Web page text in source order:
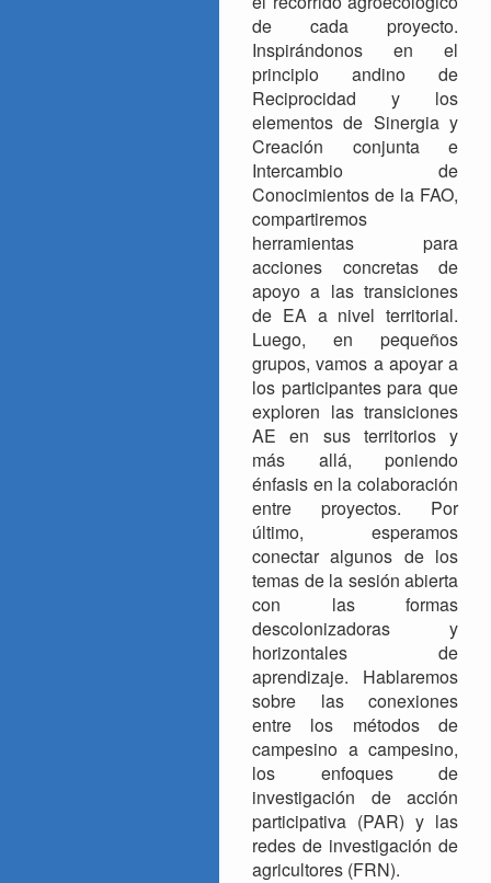
de cada proyecto.
Inspirándonos en el
principio andino de
Reciprocidad y los
elementos de Sinergia y
Creación conjunta e
Intercambio de
Conocimientos de la FAO,
compartiremos
herramientas para
acciones concretas de
apoyo a las transiciones
de EA a nivel territorial.
Luego, en pequeños
grupos, vamos a apoyar a
los participantes para que
exploren las transiciones
AE en sus territorios y
más allá, poniendo
énfasis en la colaboración
entre proyectos. Por
último, esperamos
conectar algunos de los
temas de la sesión abierta
con las formas
descolonizadoras y
horizontales de
aprendizaje. Hablaremos
sobre las conexiones
entre los métodos de
campesino a campesino,
los enfoques de
investigación de acción
participativa (PAR) y las
redes de investigación de
agricultores (FRN).